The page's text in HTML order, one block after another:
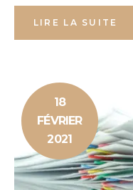
LIRE LA SUITE
18
FÉVRIER
2021